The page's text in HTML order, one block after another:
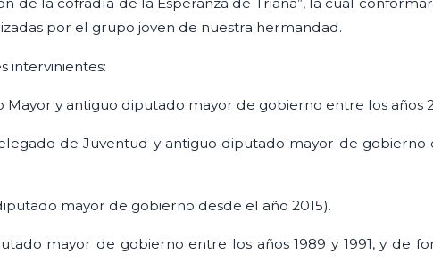
de la cofradía de la Esperanza de Triana”, la cual
por el grupo joven de nuestra hermandad.
intervinientes:
Mayor y antiguo diputado mayor de gobierno entre los años
de Juventud y antiguo diputado mayor de gobierno
mayor de gobierno desde el año 2015).
mayor de gobierno entre los años 1989 y 1991, y de